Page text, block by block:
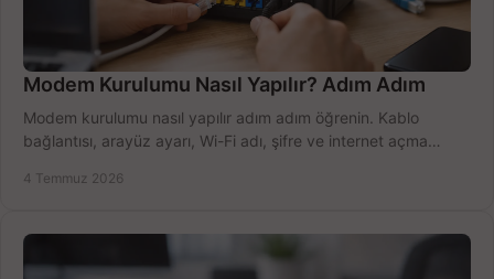
Modem Kurulumu Nasıl Yapılır? Adım Adım
Modem kurulumu nasıl yapılır adım adım öğrenin. Kablo
bağlantısı, arayüz ayarı, Wi-Fi adı, şifre ve internet açma
4 Temmuz 2026